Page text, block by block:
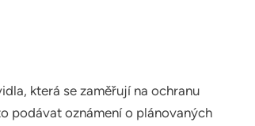
která se zaměřují na ochranu
podávat oznámení o plánovaných